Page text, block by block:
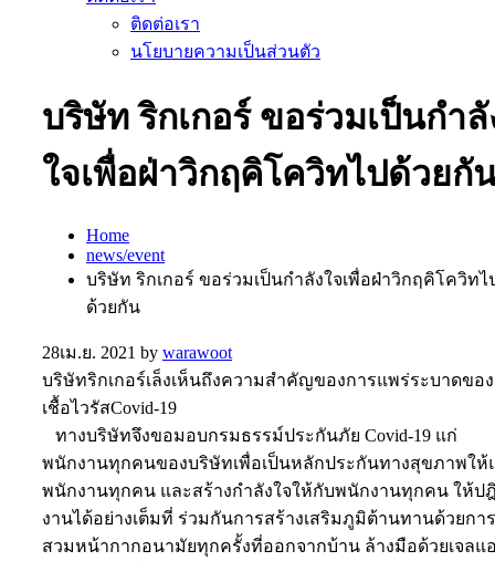
ติดต่อเรา
นโยบายความเป็นส่วนตัว
บริษัท ริกเกอร์ ขอร่วมเป็นกำลั
ใจเพื่อฝ่าวิกฤคิโควิทไปด้วยกั
Home
news/event
บริษัท ริกเกอร์ ขอร่วมเป็นกำลังใจเพื่อฝ่าวิกฤคิโควิทไ
ด้วยกัน
28เม.ย. 2021 by warawoot
บริษัทริกเกอร์เล็งเห็นถึงความสำคัญของการแพร่ระบาดของ
เชื้อไวรัสCovid-19
ทางบริษัทจึงขอมอบกรมธรรม์ประกันภัย Covid-19 แก่
พนักงานทุกคนของบริษัทเพื่อเป็นหลักประกันทางสุขภาพให้
พนักงานทุกคน และสร้างกำลังใจให้กับพนักงานทุกคน ให้ป
งานได้อย่างเต็มที่ ร่วมกันการสร้างเสริมภูมิต้านทานด้วยการ
สวมหน้ากากอนามัยทุกครั้งที่ออกจากบ้าน ล้างมือด้วยเจลแ